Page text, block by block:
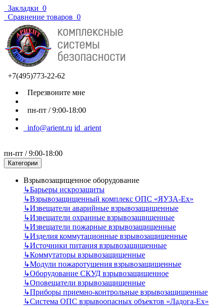
Закладки 0
Сравнение товаров 0
+7(495)773-22-62
Перезвоните мне
пн-пт / 9:00-18:00
info@arient.ru id_arient
пн-пт / 9:00-18:00
Категории
Взрывозащищенное оборудование
↳Барьеры искрозащиты
↳Взрывозащищенный комплекс ОПС «ЯУЗА-Ех»
↳Извещатели аварийные взрывозащищенные
↳Извещатели охранные взрывозащищенные
↳Извещатели пожарные взрывозащищенные
↳Изделия коммутационные взрывозащищенные
↳Источники питания взрывозащищенные
↳Коммутаторы взрывозащищенные
↳Модули пожаротушения взрывозащищенные
↳Оборудование СКУД взрывозащищенное
↳Оповещатели взрывозащищенные
↳Приборы приемно-контрольные взрывозащищенные
↳Система ОПС взрывоопасных объектов «Ладога-Ex»